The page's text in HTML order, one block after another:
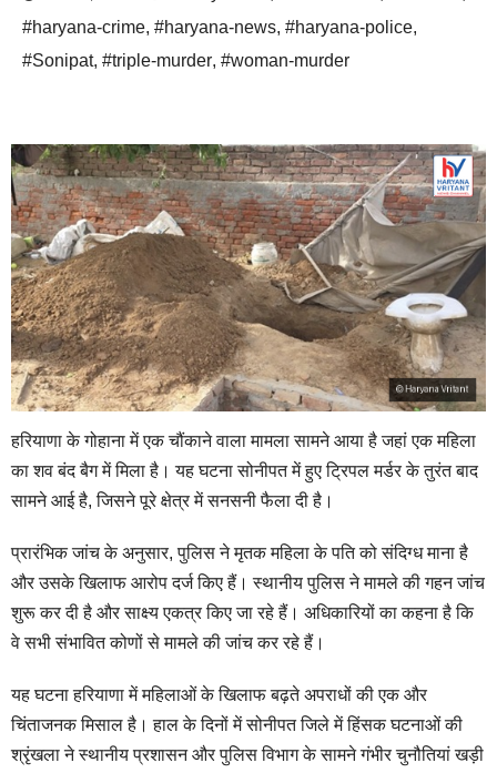
#haryana-crime, #haryana-news, #haryana-police,
#Sonipat, #triple-murder, #woman-murder
हरियाणा के गोहाना में एक चौंकाने वाला मामला सामने आया है जहां एक महिला
का शव बंद बैग में मिला है। यह घटना सोनीपत में हुए ट्रिपल मर्डर के तुरंत बाद
सामने आई है, जिसने पूरे क्षेत्र में सनसनी फैला दी है।
प्रारंभिक जांच के अनुसार, पुलिस ने मृतक महिला के पति को संदिग्ध माना है
और उसके खिलाफ आरोप दर्ज किए हैं। स्थानीय पुलिस ने मामले की गहन जांच
शुरू कर दी है और साक्ष्य एकत्र किए जा रहे हैं। अधिकारियों का कहना है कि
वे सभी संभावित कोणों से मामले की जांच कर रहे हैं।
यह घटना हरियाणा में महिलाओं के खिलाफ बढ़ते अपराधों की एक और
चिंताजनक मिसाल है। हाल के दिनों में सोनीपत जिले में हिंसक घटनाओं की
श्रृंखला ने स्थानीय प्रशासन और पुलिस विभाग के सामने गंभीर चुनौतियां खड़ी